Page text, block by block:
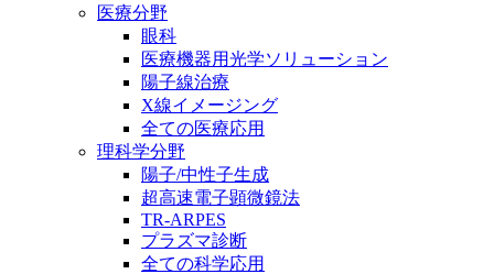
医療分野
眼科
医療機器用光学ソリューション
陽子線治療
X線イメージング
全ての医療応用
理科学分野
陽子/中性子生成
超高速電子顕微鏡法
TR-ARPES
プラズマ診断
全ての科学応用